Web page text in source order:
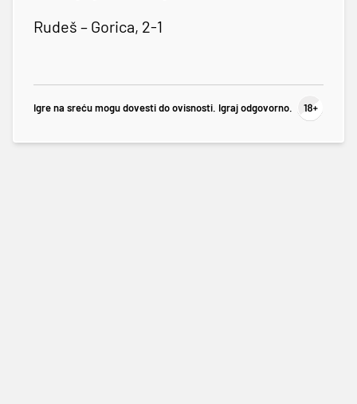
Rudeš – Gorica, 2-1
Igre na sreću mogu dovesti do ovisnosti. Igraj odgovorno.